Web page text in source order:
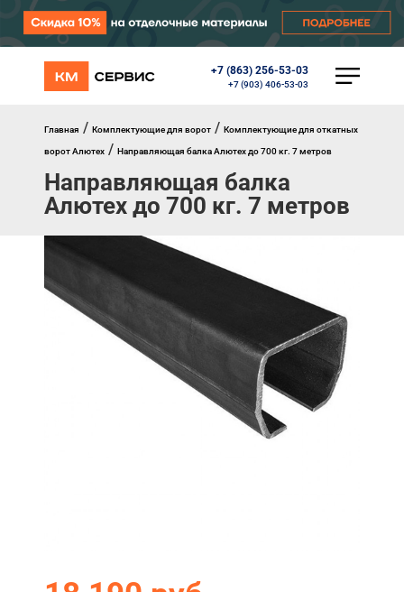
+7 (863) 256-53-03
+7 (903) 406-53-03
КАТАЛОГ
Перегрузочное оборудование
Уличные калитки
Шлагбаумы
Противопожарные ворота
Противопожарные шторы
Внешняя солнцезащита
Комплектующие
Маркизы
Окна, порталы, двери
Кредит
Главная / Комплектующие для ворот / Комплектующие для откатных
ворот Алютех / Направляющая балка Алютех до 700 кг. 7 метров
Направляющая балка
Алютех до 700 кг. 7 метров